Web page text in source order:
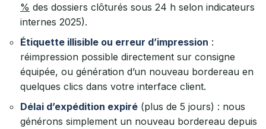
% des dossiers clôturés sous 24 h selon indicateurs
internes 2025).
Étiquette illisible ou erreur d’impression :
réimpression possible directement sur consigne
équipée, ou génération d’un nouveau bordereau en
quelques clics dans votre interface client.
Délai d’expédition expiré (plus de 5 jours) : nous
générons simplement un nouveau bordereau depuis